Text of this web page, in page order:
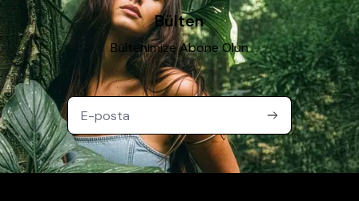
Bülten
Bültenimize Abone Olun